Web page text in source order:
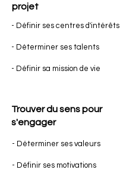
projet
- Définir ses centres d'intérêts
- Déterminer ses talents
- Définir sa mission de vie
Trouver du sens pour
s'engager
- Déterminer ses valeurs
- Définir ses motivations